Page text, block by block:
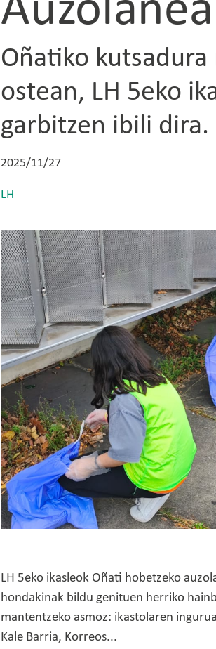
Oñatiko kutsadura
ostean, LH 5eko
garbitzen ibili dira.
2025/11/27
LH
Irudia
LH 5eko ikasleok Oñati hobetzeko
hondakinak bildu genituen herriko
mantentzeko asmoz: ikastolaren
Kale Barria, Korreos...